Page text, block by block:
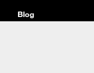
Blog